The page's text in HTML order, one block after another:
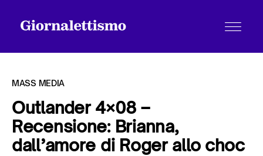
Tutti gli articoli
MASS MEDIA
Outlander 4×08 –
Recensione: Brianna,
dall’amore di Roger allo choc